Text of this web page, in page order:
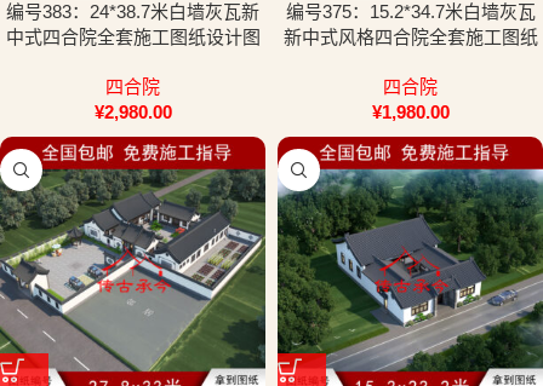
编号383：24*38.7米白墙灰瓦新
中式四合院全套施工图纸设计图
四合院
¥2,980.00
编号375：15.2*34.7米白墙灰瓦
新中式风格四合院全套施工图纸
四合院
¥1,980.00